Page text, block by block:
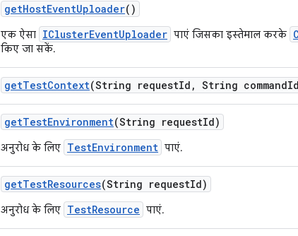
getHostEventUploader()
एक ऐसा IClusterEventUploader पाएं जिसका इस्तेमाल करके
किए जा सकें.
getTestContext(String requestId , String command
getTestEnvironment(String requestId)
अनुरोध के लिए TestEnvironment पाएं.
getTestResources(String requestId)
अनुरोध के लिए TestResource पाएं.